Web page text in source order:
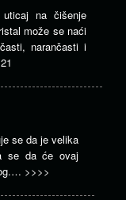
na čišenje
može se naći
narančasti i
se da je velika
se da će ovaj
>>>>